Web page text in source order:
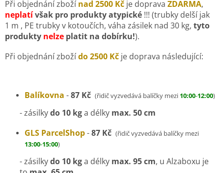
Při objednání zboží nad 2500 Kč je doprava ZDARMA,
neplatívšak pro produkty atypické !!! (trubky delší jak
1 m , PE trubky v kotoučích, váha zásilek nad 30 kg, tyto
produkty nelze platit na dobírku!).
Při objednání zbožído2500 Kč je doprava následující:
Balíkovna -87 Kč (řidič vyzvedává balíčky mezi 10:00-12:00)
- zásilkydo 10 kga délky max. 50 cm
GLS ParcelShop-87 Kč (řidič vyzvedává balíčky mezi
13:00-15:00)
- zásilkydo 10 kga délky max. 95 cm, u Alzaboxu je